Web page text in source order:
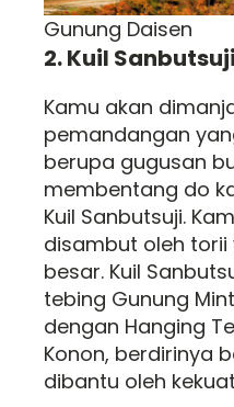
Gunung Daisen
2. Kuil Sanbutsuji
Kamu akan
pemandangan
berupa gugusan
membentang do
Kuil Sanbutsuji.
disambut oleh torii
besar. Kuil
tebing Gunung
dengan Hanging
Konon, berdirinya
dibantu oleh